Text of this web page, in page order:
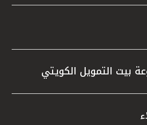
بيت التمويل الكويتي